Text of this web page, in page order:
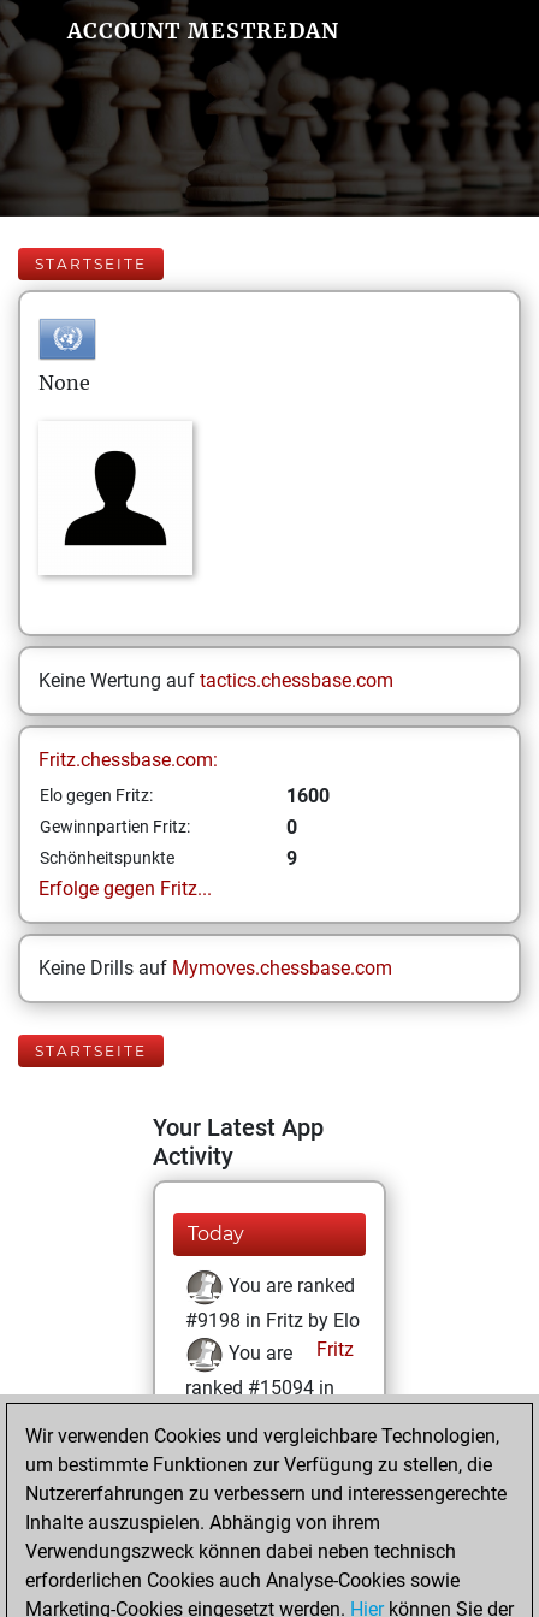
ACCOUNT MESTREDAN
STARTSEITE
None
Keine Wertung auf tactics.chessbase.com
Fritz.chessbase.com:
Elo gegen Fritz: 1600
Gewinnpartien Fritz: 0
Schönheitspunkte
9
Erfolge gegen Fritz...
Keine Drills auf Mymoves.chessbase.com
STARTSEITE
Your Latest App
Activity
Today
You are ranked
#9198 in Fritz by Elo
Fritz
You are
ranked #15094 in
Sonntag, Februar
7, 2021
You achieved a
BeautyScore of 9
Fritz
Wir verwenden Cookies und vergleichbare Technologien,
um bestimmte Funktionen zur Verfügung zu stellen, die
Nutzererfahrungen zu verbessern und interessengerechte
Inhalte auszuspielen. Abhängig von ihrem
Verwendungszweck können dabei neben technisch
erforderlichen Cookies auch Analyse-Cookies sowie
Marketing-Cookies eingesetzt werden. Hierkönnen Sie der